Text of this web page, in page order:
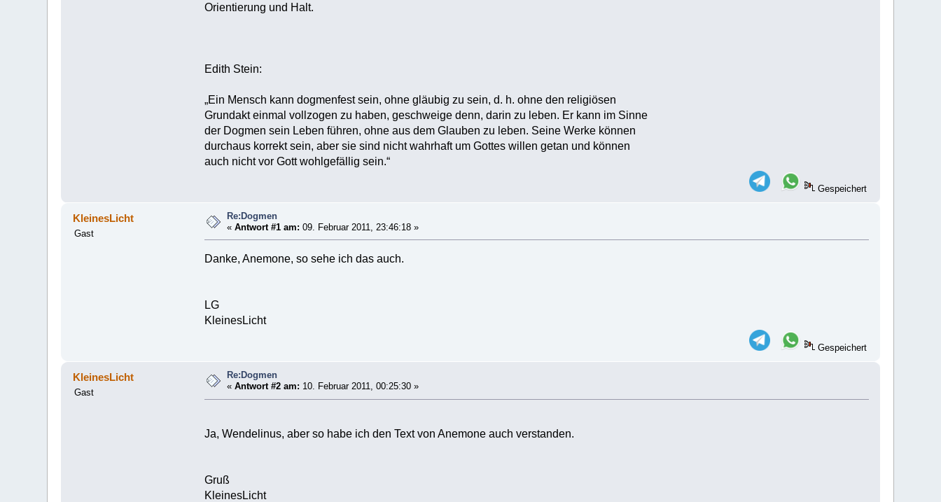
Orientierung und Halt.
Edith Stein:
„Ein Mensch kann dogmenfest sein, ohne gläubig zu sein, d. h. ohne den religiösen
Grundakt einmal vollzogen zu haben, geschweige denn, darin zu leben. Er kann im Sinne
der Dogmen sein Leben führen, ohne aus dem Glauben zu leben. Seine Werke können
durchaus korrekt sein, aber sie sind nicht wahrhaft um Gottes willen getan und können
auch nicht vor Gott wohlgefällig sein.“
Gespeichert
KleinesLicht
Gast
Re:Dogmen
«Antwort #1 am: 09. Februar 2011, 23:46:18 »
Danke, Anemone, so sehe ich das auch.
LG
KleinesLicht
Gespeichert
KleinesLicht
Gast
Re:Dogmen
«Antwort #2 am: 10. Februar 2011, 00:25:30 »
Ja, Wendelinus, aber so habe ich den Text von Anemone auch verstanden.
Gruß
KleinesLicht